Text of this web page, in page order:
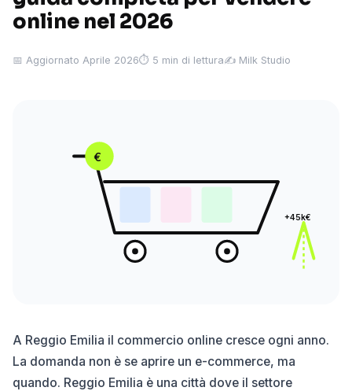
online nel 2026
📅 Aggiornato Aprile 2026⏱ 5 min di lettura✍️ Milk Studio
+45k€
€
A Reggio Emilia il commercio online cresce ogni anno.
La domanda non è se aprire un e-commerce, ma
quando. Reggio Emilia è una città dove il settore